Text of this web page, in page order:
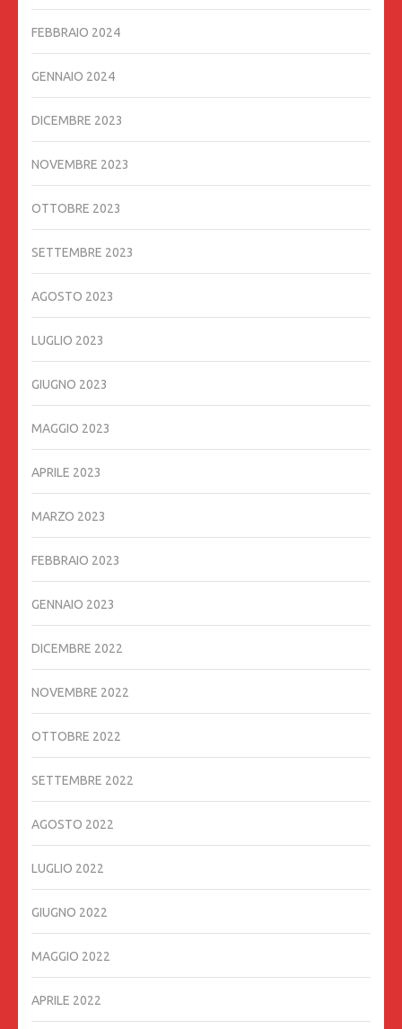
FEBBRAIO 2024
GENNAIO 2024
DICEMBRE 2023
NOVEMBRE 2023
OTTOBRE 2023
SETTEMBRE 2023
AGOSTO 2023
LUGLIO 2023
GIUGNO 2023
MAGGIO 2023
APRILE 2023
MARZO 2023
FEBBRAIO 2023
GENNAIO 2023
DICEMBRE 2022
NOVEMBRE 2022
OTTOBRE 2022
SETTEMBRE 2022
AGOSTO 2022
LUGLIO 2022
GIUGNO 2022
MAGGIO 2022
APRILE 2022